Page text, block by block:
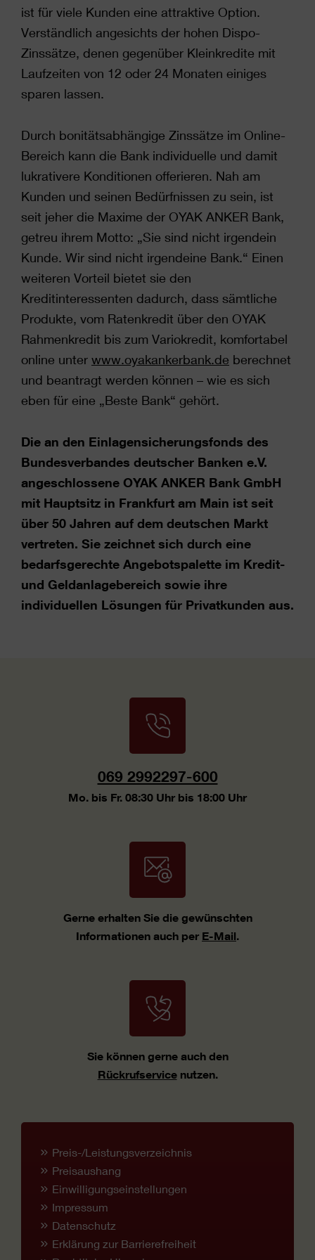
ist für viele Kunden eine attraktive Option.
Verständlich angesichts der hohen Dispo-
Zinssätze, denen gegenüber Kleinkredite mit
Laufzeiten von 12 oder 24 Monaten einiges
sparen lassen.
Durch bonitätsabhängige Zinssätze im Online-
Bereich kann die Bank individuelle und damit
lukrativere Konditionen offerieren. Nah am
Kunden und seinen Bedürfnissen zu sein, ist
seit jeher die Maxime der OYAK ANKER Bank,
getreu ihrem Motto: „Sie sind nicht irgendein
Kunde. Wir sind nicht irgendeine Bank.“ Einen
weiteren Vorteil bietet sie den
Kreditinteressenten dadurch, dass sämtliche
Produkte, vom Ratenkredit über den OYAK
Rahmenkredit bis zum Variokredit, komfortabel
online unter www.oyakankerbank.de berechnet
und beantragt werden können – wie es sich
eben für eine „Beste Bank“ gehört.
Die an den Einlagensicherungsfonds des
Bundesverbandes deutscher Banken e.V.
angeschlossene OYAK ANKER Bank GmbH
mit Hauptsitz in Frankfurt am Main ist seit
über 50 Jahren auf dem deutschen Markt
vertreten. Sie zeichnet sich durch eine
bedarfsgerechte Angebotspalette im Kredit-
und Geldanlagebereich sowie ihre
individuellen Lösungen für Privatkunden aus.
069 2992297-600
Mo. bis Fr. 08:30 Uhr bis 18:00 Uhr
Gerne erhalten Sie die gewünschten
Informationen auch per E-Mail.
Sie können gerne auch den
Rückrufservicenutzen.
Preis-/Leistungsverzeichnis
Preisaushang
Einwilligungseinstellungen
Impressum
Datenschutz
Erklärung zur Barrierefreiheit